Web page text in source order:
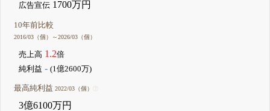
広告宣伝 1700万円
10年前比較
2016/03（個）～2026/03（個）
売上高 1.2倍
純利益 - (1億2600万)
最高純利益2022/03（個）
3億6100万円